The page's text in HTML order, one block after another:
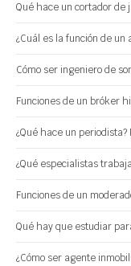
Qué hace un cortador de
¿Cuál es la función de un
Cómo ser ingeniero de
Funciones de un bróker
¿Qué hace un
¿Qué especialistas
Funciones de un
Qué hay que estudiar
¿Cómo ser agente